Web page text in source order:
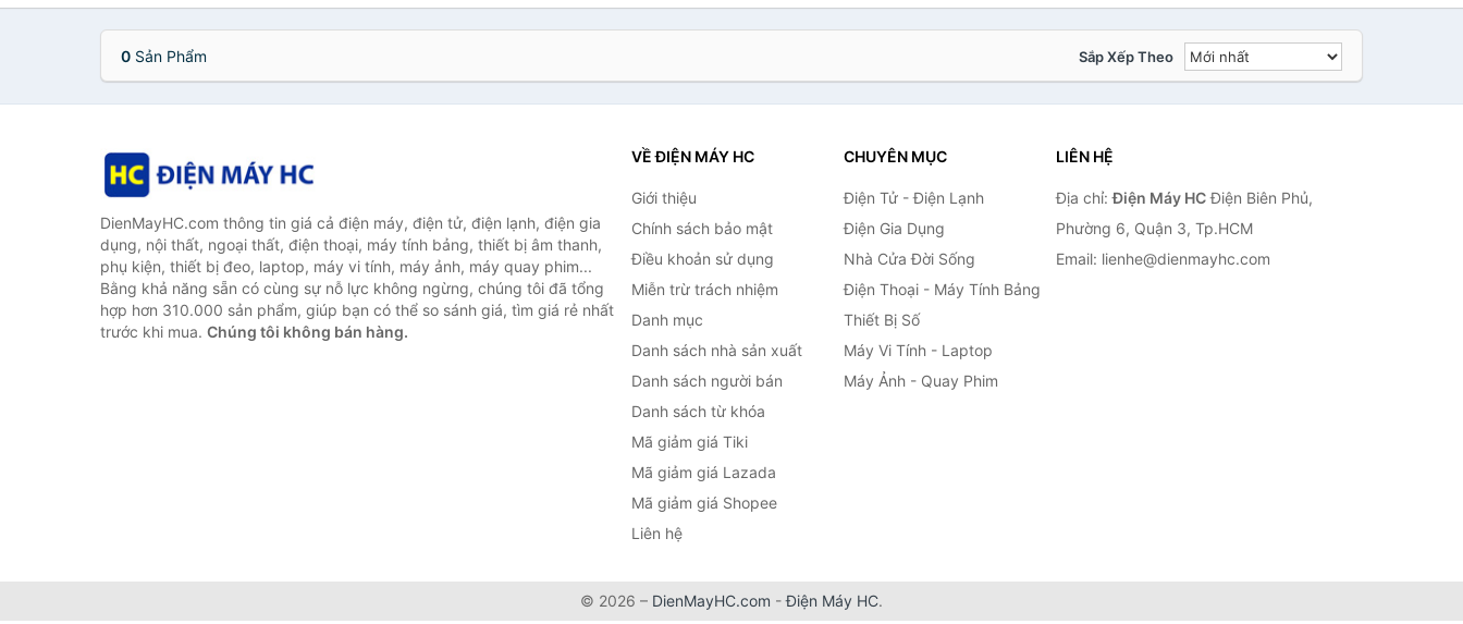
0 Sản Phẩm Sắp Xếp Theo
DienMayHC.com thông tin giá cả điện máy, điện tử, điện lạnh, điện gia
dụng, nội thất, ngoại thất, điện thoại, máy tính bảng, thiết bị âm thanh,
phụ kiện, thiết bị đeo, laptop, máy vi tính, máy ảnh, máy quay phim...
Bằng khả năng sẵn có cùng sự nỗ lực không ngừng, chúng tôi đã tổng
hợp hơn 310.000 sản phẩm, giúp bạn có thể so sánh giá, tìm giá rẻ nhất
trước khi mua. Chúng tôi không bán hàng.
VỀ ĐIỆN MÁY HC
Giới thiệu
Chính sách bảo mật
Điều khoản sử dụng
Miễn trừ trách nhiệm
Danh mục
Danh sách nhà sản xuất
Danh sách người bán
Danh sách từ khóa
Mã giảm giá Tiki
Mã giảm giá Lazada
Mã giảm giá Shopee
Liên hệ
CHUYÊN MỤC
Điện Tử - Điện Lạnh
Điện Gia Dụng
Nhà Cửa Đời Sống
Điện Thoại - Máy Tính Bảng
Thiết Bị Số
Máy Vi Tính - Laptop
Máy Ảnh - Quay Phim
LIÊN HỆ
Địa chỉ:Điện Máy HCĐiện Biên Phủ,
Phường 6, Quận 3, Tp.HCM
Email: lienhe@dienmayhc.com
© 2026 – DienMayHC.com -Điện Máy HC.